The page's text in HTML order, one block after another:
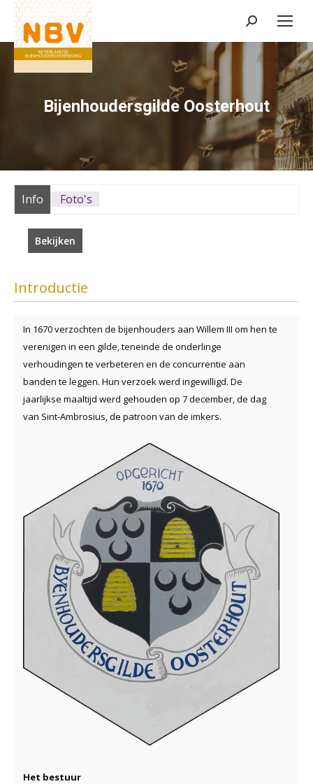
Zoeken:
Bijenhoudersgilde Oosterhout
Info Foto's
Bekijken
Introductie
In 1670 verzochten de bijenhouders aan Willem III om hen te
verenigen in een gilde, teneinde de onderlinge
verhoudingen te verbeteren en de concurrentie aan
banden te leggen. Hun verzoek werd ingewilligd. De
jaarlijkse maaltijd werd gehouden op 7 december, de dag
van Sint-Ambrosius, de patroon van de imkers.
Het bestuur